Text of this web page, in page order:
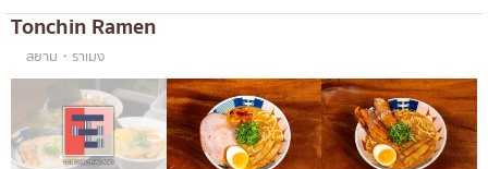
Tonchin Ramen
สยาม・ราเมง